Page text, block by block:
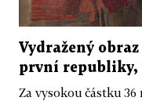
Vydražený
první republiky,
Za vysokou částku